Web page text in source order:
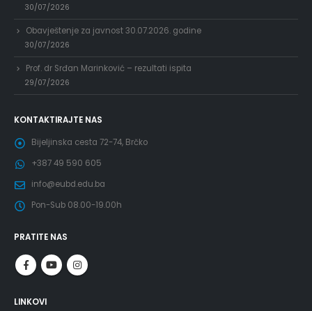
30/07/2026
Obavještenje za javnost 30.07.2026. godine
30/07/2026
Prof. dr Srđan Marinković – rezultati ispita
29/07/2026
KONTAKTIRAJTE NAS
Bijeljinska cesta 72-74, Brčko
+387 49 590 605
info@eubd.edu.ba
Pon-Sub 08.00-19.00h
PRATITE NAS
LINKOVI